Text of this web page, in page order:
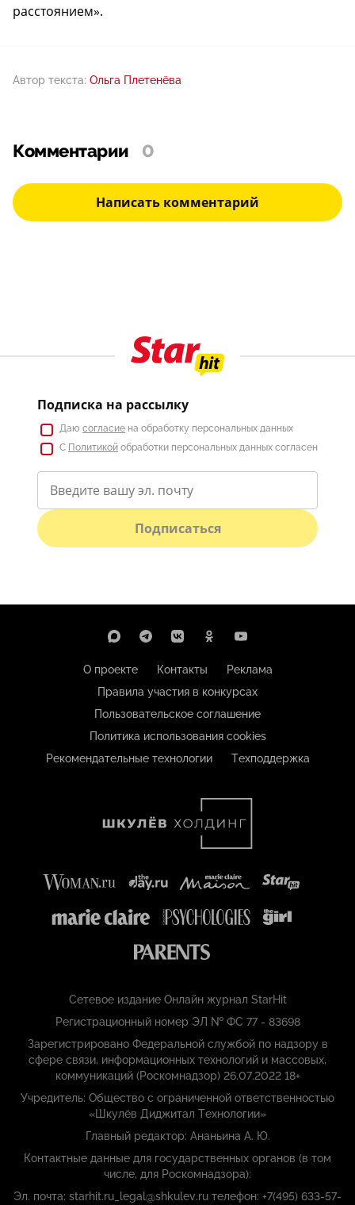
расстоянием».
Автор текста: Ольга Плетенёва
Комментарии 0
Написать комментарий
Подписка на рассылку
Даю согласие на обработку персональных данных
С Политикой обработки персональных данных согласен
Подписаться
О проекте Контакты
Реклама
Правила участия в конкурсах
Пользовательское соглашение
Политика использования cookies
Рекомендательные технологии
Техподдержка
Сетевое издание Онлайн журнал StarHit
Регистрационный номер ЭЛ № ФС 77 - 83698
Зарегистрировано Федеральной службой по надзору в
сфере связи, информационных технологий и массовых,
коммуникаций (Роскомнадзор) 26.07.2022 18+
Учредитель: Общество с ограниченной ответственностью
«Шкулёв Диджитал Технологии»
Главный редактор: Ананьина А. Ю.
Контактные данные для государственных органов (в том
числе, для Роскомнадзора):
Эл. почта: starhit.ru_legal@shkulev.ru телефон: +7(495) 633-57-